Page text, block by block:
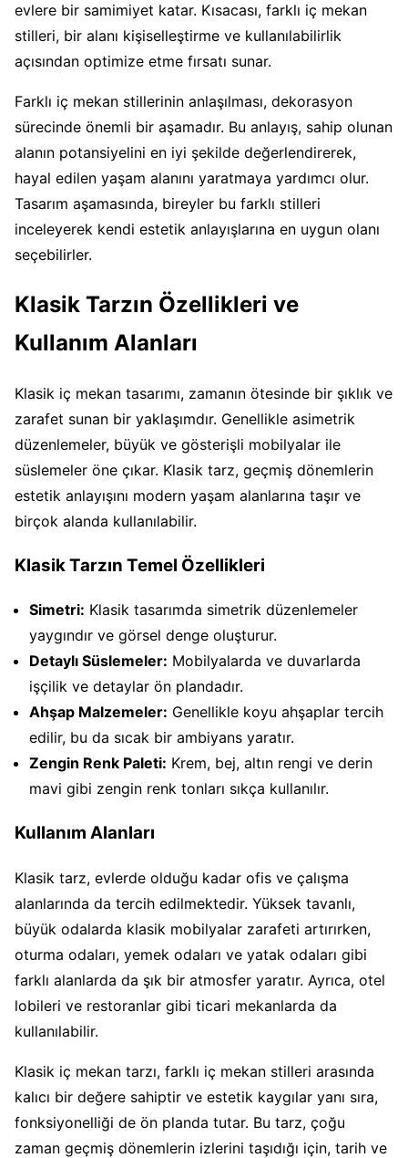
evlere bir samimiyet katar. Kısacası, farklı iç mekan
stilleri, bir alanı kişiselleştirme ve kullanılabilirlik
açısından optimize etme fırsatı sunar.
Farklı iç mekan stillerinin anlaşılması, dekorasyon
sürecinde önemli bir aşamadır. Bu anlayış, sahip olunan
alanın potansiyelini en iyi şekilde değerlendirerek,
hayal edilen yaşam alanını yaratmaya yardımcı olur.
Tasarım aşamasında, bireyler bu farklı stilleri
inceleyerek kendi estetik anlayışlarına en uygun olanı
seçebilirler.
Klasik Tarzın Özellikleri ve
Kullanım Alanları
Klasik iç mekan tasarımı, zamanın ötesinde bir şıklık ve
zarafet sunan bir yaklaşımdır. Genellikle asimetrik
düzenlemeler, büyük ve gösterişli mobilyalar ile
süslemeler öne çıkar. Klasik tarz, geçmiş dönemlerin
estetik anlayışını modern yaşam alanlarına taşır ve
birçok alanda kullanılabilir.
Klasik Tarzın Temel Özellikleri
Simetri: Klasik tasarımda simetrik düzenlemeler
yaygındır ve görsel denge oluşturur.
Detaylı Süslemeler: Mobilyalarda ve duvarlarda
işçilik ve detaylar ön plandadır.
Ahşap Malzemeler: Genellikle koyu ahşaplar tercih
edilir, bu da sıcak bir ambiyans yaratır.
Zengin Renk Paleti: Krem, bej, altın rengi ve derin
mavi gibi zengin renk tonları sıkça kullanılır.
Kullanım Alanları
Klasik tarz, evlerde olduğu kadar ofis ve çalışma
alanlarında da tercih edilmektedir. Yüksek tavanlı,
büyük odalarda klasik mobilyalar zarafeti artırırken,
oturma odaları, yemek odaları ve yatak odaları gibi
farklı alanlarda da şık bir atmosfer yaratır. Ayrıca, otel
lobileri ve restoranlar gibi ticari mekanlarda da
kullanılabilir.
Klasik iç mekan tarzı, farklı iç mekan stilleri arasında
kalıcı bir değere sahiptir ve estetik kaygılar yanı sıra,
fonksiyonelliği de ön planda tutar. Bu tarz, çoğu
zaman geçmiş dönemlerin izlerini taşıdığı için, tarih ve